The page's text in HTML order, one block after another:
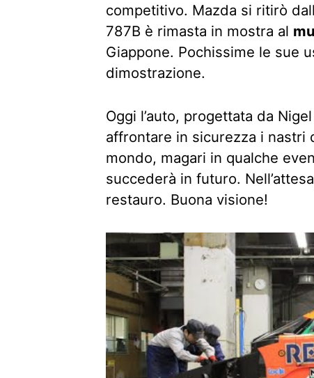
competitivo. Mazda si ritirò
787B è rimasta in mostra al
Giappone. Pochissime le sue
dimostrazione.
Oggi l’auto, progettata da
affrontare in sicurezza i nastri
mondo, magari in qualche
succederà in futuro.
restauro. Buona visione!